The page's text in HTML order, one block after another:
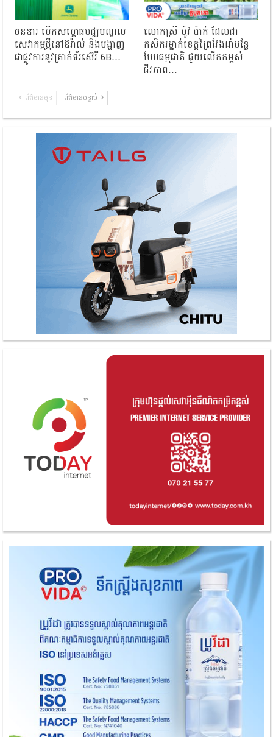
ចនឌារ បើកសម្ពោធមជ្ឈមណ្ឌល
សេវាកម្មថ្មីនៅឱរ៉ាល់ និងបង្ហាញ
ជាផ្លូវការនូវត្រាក់ទ័រស៊េរី 6B…
លោកស្រី ម៉ូវ ប៉ាក់ ដែលជា
កសិករម្នាក់ខេត្តព្រៃវែងដាំបន្លែ
បែបធម្មជាតិ ជួយលើកកម្ពស់
ជីវភាព…
ព័ត៌មានមុន ព័ត៌មានបន្ទាប់